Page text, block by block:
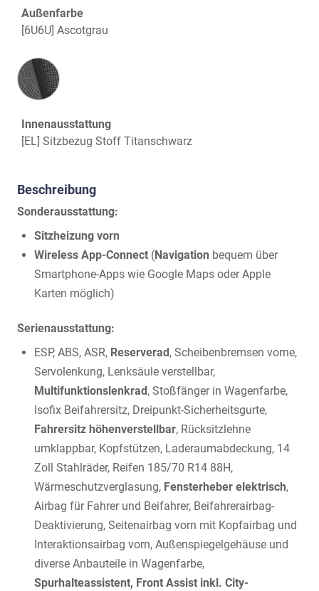
Außenfarbe
[6U6U] Ascotgrau
Innenausstattung
Innenausstattung
[EL] Sitzbezug Stoff Titanschwarz
Beschreibung
Sonderausstattung:
Sitzheizung vorn
Wireless App-Connect (Navigation bequem über
Smartphone-Apps wie Google Maps oder Apple
Karten möglich)
Serienausstattung:
ESP, ABS, ASR, Reserverad , Scheibenbremsen vorne,
Servolenkung, Lenksäule verstellbar,
Multifunktionslenkrad , Stoßfänger in Wagenfarbe,
Isofix Beifahrersitz, Dreipunkt-Sicherheitsgurte,
Fahrersitz höhenverstellbar, Rücksitzlehne
umklappbar, Kopfstützen, Laderaumabdeckung, 14
Zoll Stahlräder, Reifen 185/70 R14 88H,
Wärmeschutzverglasung, Fensterheber elektrisch,
Airbag für Fahrer und Beifahrer, Beifahrerairbag-
Deaktivierung, Seitenairbag vorn mit Kopfairbag und
Interaktionsairbag vorn, Außenspiegelgehäuse und
diverse Anbauteile in Wagenfarbe,
Spurhalteassistent, Front Assist inkl. City-